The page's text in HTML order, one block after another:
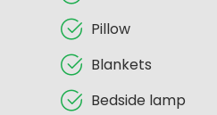
Pillow
Blankets
Bedside lamp